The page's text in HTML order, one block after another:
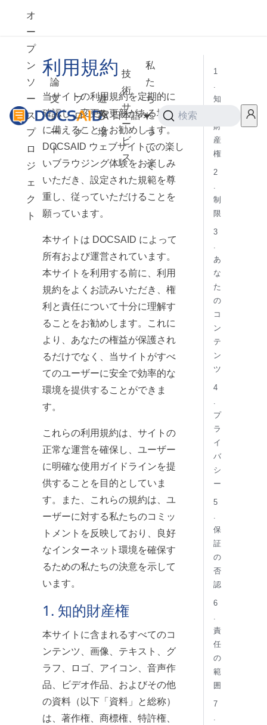
オ
ー
プ
ン
ソ
ー
ス
プ
ロ
ジ
ェ
ク
ト
論
文
ノ
ー
ト
ブ
ロ
グ
遊
び
場
技
術
サ
ー
ビ
ス
私
た
ち
に
つ
い
て
日本語 検索
利用規約
当サイトの利用規約を定期的に
確認し、変更や更新がある場合
に備えることをお勧めします。
DOCSAID ウェブサイトでの楽し
いブラウジング体験をお楽しみ
いただき、設定された規範を尊
重し、従っていただけることを
願っています。
本サイトは DOCSAID によって
所有および運営されています。
本サイトを利用する前に、利用
規約をよくお読みいただき、権
利と責任について十分に理解す
ることをお勧めします。これに
より、あなたの権益が保護され
るだけでなく、当サイトがすべ
てのユーザーに安全で効率的な
環境を提供することができま
す。
これらの利用規約は、サイトの
正常な運営を確保し、ユーザー
に明確な使用ガイドラインを提
供することを目的としていま
す。また、これらの規約は、ユ
ーザーに対する私たちのコミッ
トメントを反映しており、良好
なインターネット環境を確保す
るための私たちの決意を示して
います。
1. 知的財産権
本サイトに含まれるすべてのコ
ンテンツ、画像、テキスト、グ
ラフ、ロゴ、アイコン、音声作
品、ビデオ作品、およびその他
の資料（以下「資料」と総称）
は、著作権、商標権、特許権、
1
.
知
財
産
権
2
.
制
限
3
.
あ
な
た
の
コ
ン
テ
ン
ツ
4
.
プ
ラ
イ
バ
シ
ー
5
.
保
証
の
否
認
6
.
責
任
の
範
囲
7
.